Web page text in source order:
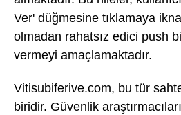
Ver' düğmesine tıklamaya
olmadan rahatsız edici push
vermeyi amaçlamaktadır.
Vitisubiferive.com, bu tür
biridir. Güvenlik